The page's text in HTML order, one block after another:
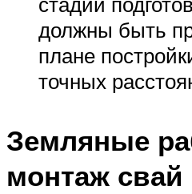
должны быть
плане
точных
Земляные
монтаж свай